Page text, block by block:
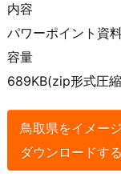
内容
パワーポイント資
容量
689KB(zip形式圧
鳥取県をイメー
ダウンロードする